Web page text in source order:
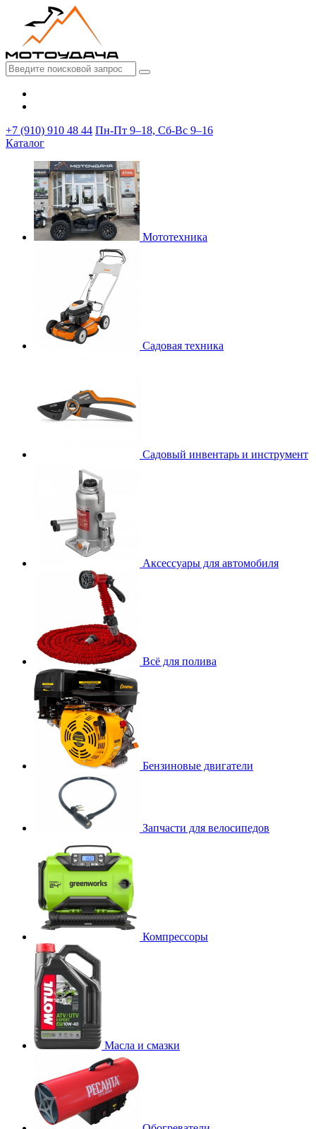
+7 (910) 910 48 44 Пн-Пт 9–18, Сб-Вс 9–16
Каталог
Мототехника
Садовая техника
Садовый инвентарь и инструмент
Аксессуары для автомобиля
Всё для полива
Бензиновые двигатели
Запчасти для велосипедов
Компрессоры
Масла и смазки